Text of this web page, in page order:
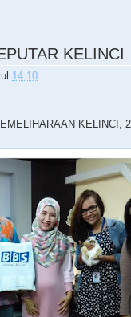
KELINCI
14.10 .
KELINCI,